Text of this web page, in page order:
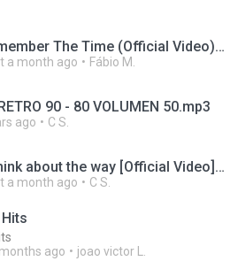
NANA - Remember The Time (Official Video) - NANA DARKMAN OFFICIAL (youtube).mp3
a month ago Fábio M.
90 - 80 VOLUMEN 50.mp3
ago C S.
Ice MC - Think about the way [Official Video] - rdsmusiclabel (youtube).mp3
a month ago C S.
ago joao victor L.